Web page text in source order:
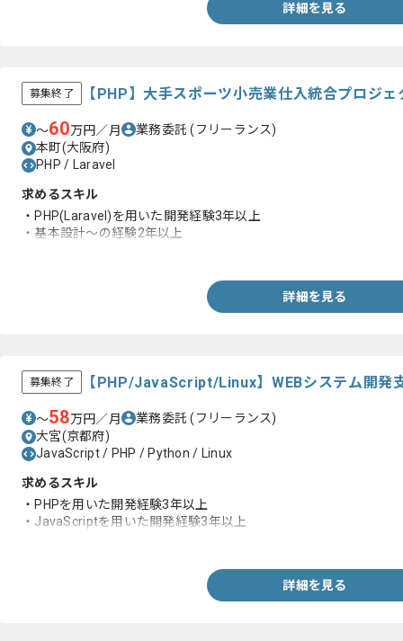
詳細を見る
募集終了 【PHP】大手スポーツ小売業仕入統合プロジ
〜60万円／月 業務委託(フリーランス)
本町(大阪府)
PHP / Laravel
求めるスキル
・PHP(Laravel)を用いた開発経験3年以上
・基本設計～の経験2年以上
詳細を見る
募集終了 【PHP/JavaScript/Linux】WEBシステム開発
〜58万円／月 業務委託(フリーランス)
大宮(京都府)
JavaScript / PHP / Python / Linux
求めるスキル
・PHPを用いた開発経験3年以上
・JavaScriptを用いた開発経験3年以上
詳細を見る